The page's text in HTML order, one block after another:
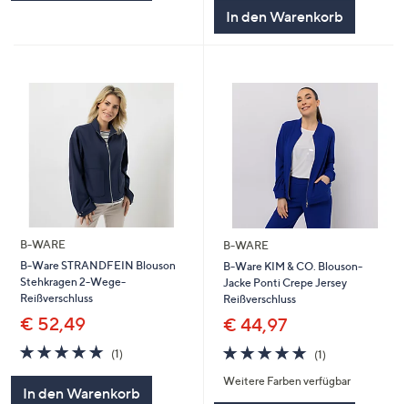
In den Warenkorb
B-WARE
B-Ware STRANDFEIN Blouson
Stehkragen 2-Wege-
Reißverschluss
€ 52,49
5.0
von
(1)1
In den Warenkorb
B-WARE
B-Ware KIM & CO. Blouson-
Jacke Ponti Crepe Jersey
Reißverschluss
€ 44,97
5.0
von
5
(1)1
Weitere Farben verfügbar